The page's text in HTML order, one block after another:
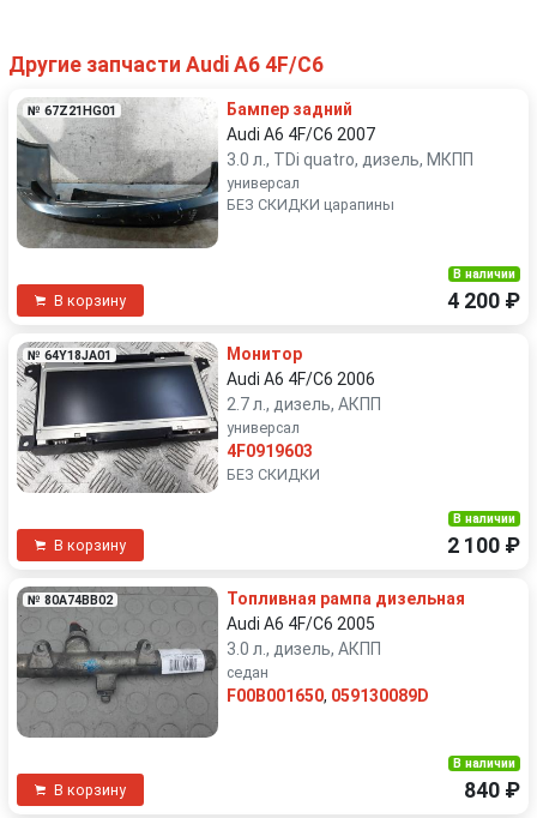
Другие запчасти Audi A6 4F/C6
№ 67Z21HG01
Бампер задний
Audi A6 4F/C6 2007
3.0 л., TDi quatro, дизель, МКПП
универсал
БЕЗ СКИДКИ царапины
В корзину
В наличии
4 200 ₽
№ 64Y18JA01
Монитор
Audi A6 4F/C6 2006
2.7 л., дизель, АКПП
универсал
4F0919603
БЕЗ СКИДКИ
В корзину
В наличии
2 100 ₽
№ 80A74BB02
Топливная рампа дизельная
Audi A6 4F/C6 2005
3.0 л., дизель, АКПП
седан
F00B001650, 059130089D
В корзину
В наличии
840 ₽